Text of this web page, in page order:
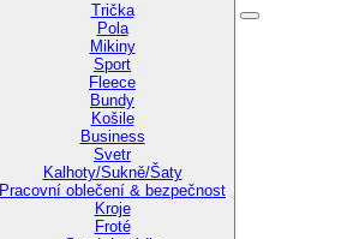
Trička
Pola
Mikiny
Sport
Fleece
Bundy
Košile
Business
Svetr
Kalhoty/Sukně/Šaty
Pracovní oblečení & bezpečnost
Kroje
Froté